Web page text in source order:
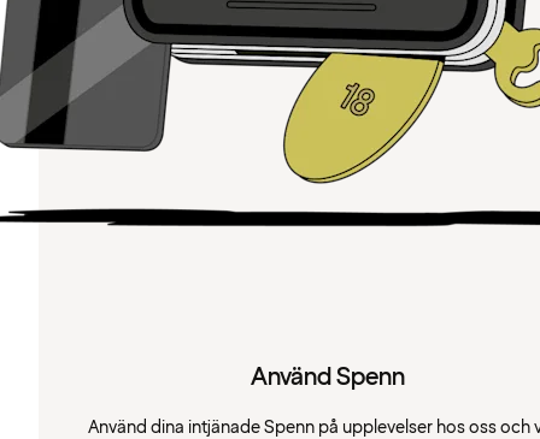
Använd Spenn
Använd dina intjänade Spenn på upplevelser hos oss och